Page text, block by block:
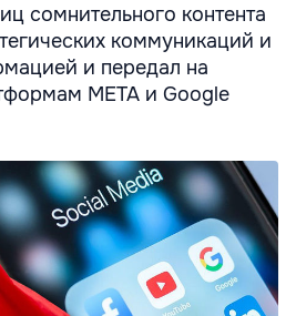
сомнительного контента
коммуникаций и
и передал на
META и Google